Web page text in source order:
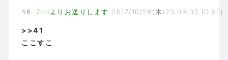
46 : 2chよりお送りします 2017/10/26(木)23:09:33 ID:XFj
>>41
ここすこ